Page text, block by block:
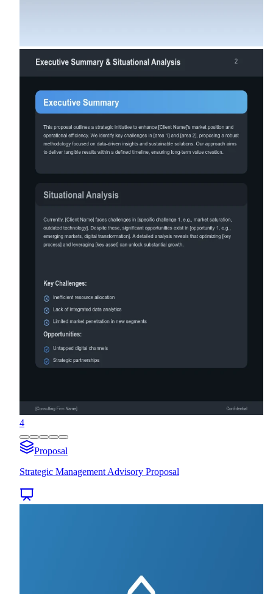
4
Proposal
Strategic Management Advisory Proposal